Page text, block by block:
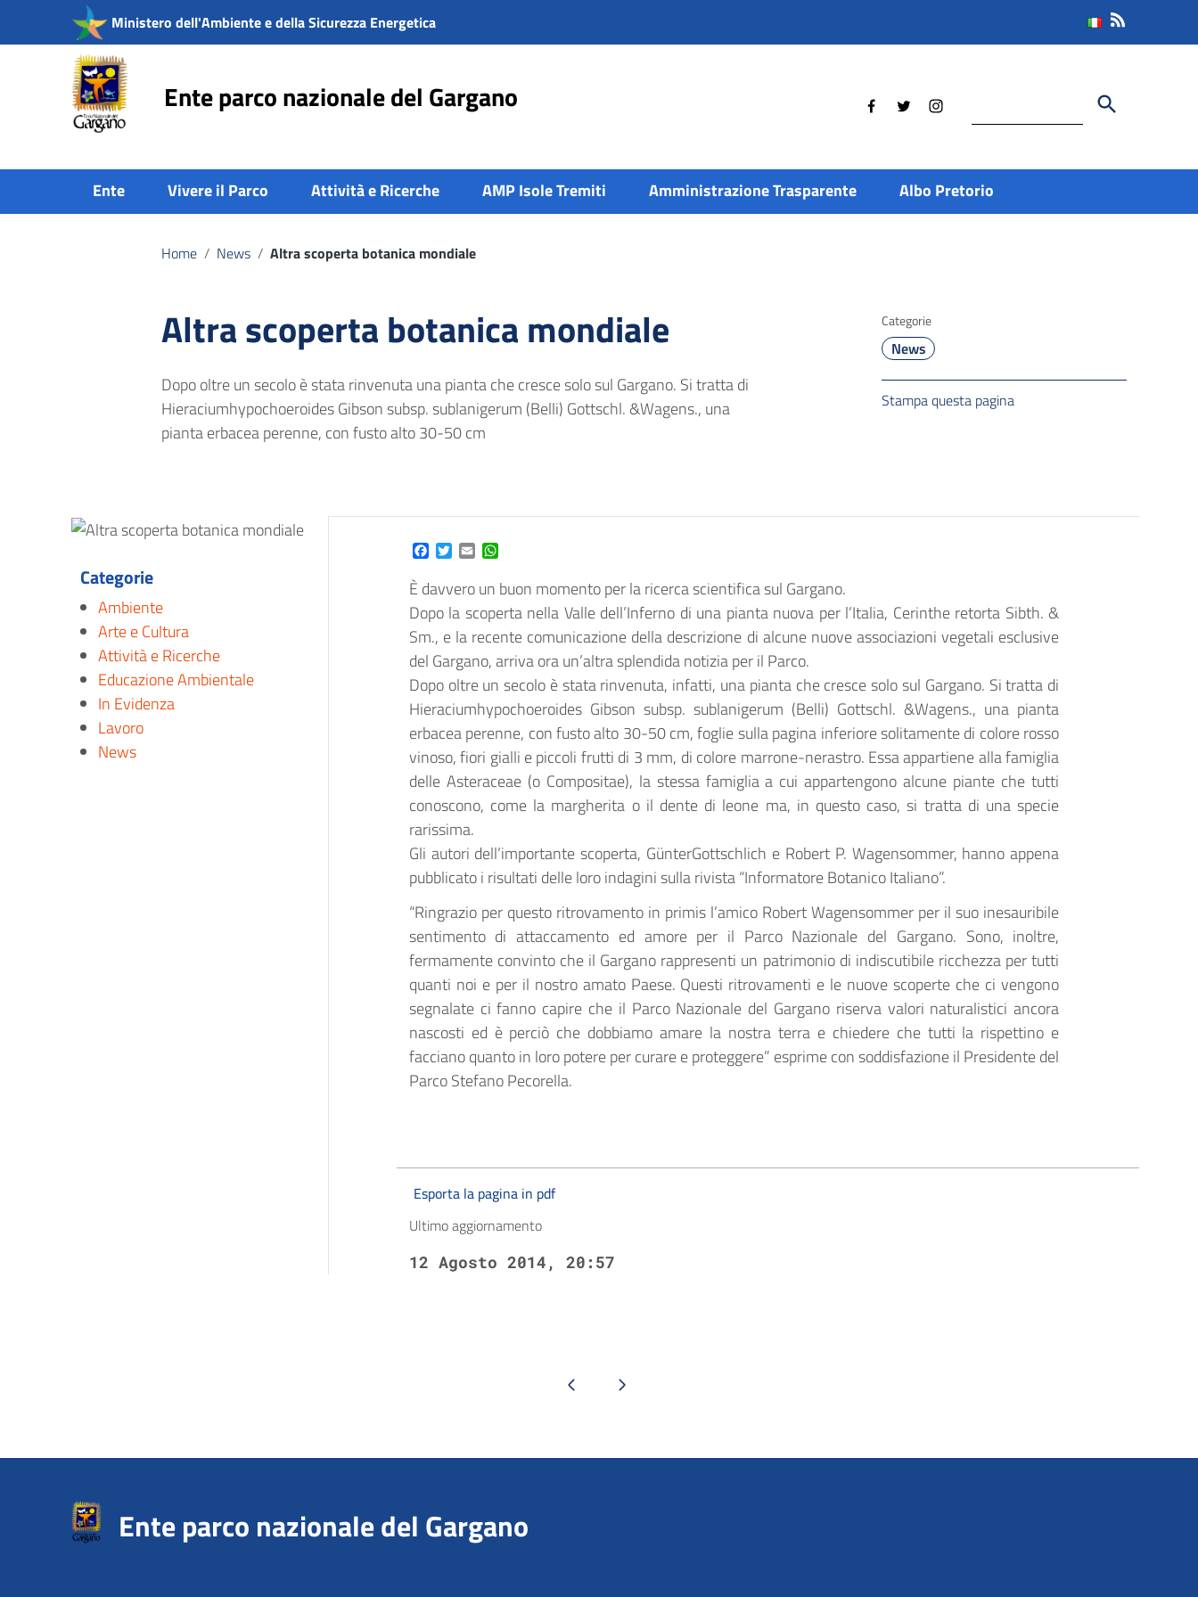
Vai ai contenuti
Vai al menu di navigazione
Vai al footer
Ministero dell'Ambiente e della Sicurezza Energetica
Ente parco nazionale del Gargano Cerca
Ente Vivere il Parco Attività e Ricerche AMP Isole Tremiti Amministrazione Trasparente Albo Pretorio
Home / News / Altra scoperta botanica mondiale
Altra scoperta botanica mondiale
Dopo oltre un secolo è stata rinvenuta una pianta che cresce solo sul Gargano. Si tratta di
Hieraciumhypochoeroides Gibson subsp. sublanigerum (Belli) Gottschl. &Wagens., una
pianta erbacea perenne, con fusto alto 30-50 cm
Categorie
News
Stampa questa pagina
Categorie
Ambiente
Arte e Cultura
Attività e Ricerche
Educazione Ambientale
In Evidenza
Lavoro
News
Facebook
Twitter
EmailWhatsApp
È davvero un buon momento per la ricerca scientifica sul Gargano.
Dopo la scoperta nella Valle dell’Inferno di una pianta nuova per l’Italia, Cerinthe retorta Sibth. &
Sm., e la recente comunicazione della descrizione di alcune nuove associazioni vegetali esclusive
del Gargano, arriva ora un’altra splendida notizia per il Parco.
Dopo oltre un secolo è stata rinvenuta, infatti, una pianta che cresce solo sul Gargano. Si tratta di
Hieraciumhypochoeroides Gibson subsp. sublanigerum (Belli) Gottschl. &Wagens., una pianta
erbacea perenne, con fusto alto 30-50 cm, foglie sulla pagina inferiore solitamente di colore rosso
vinoso, fiori gialli e piccoli frutti di 3 mm, di colore marrone-nerastro. Essa appartiene alla famiglia
delle Asteraceae (o Compositae), la stessa famiglia a cui appartengono alcune piante che tutti
conoscono, come la margherita o il dente di leone ma, in questo caso, si tratta di una specie
rarissima.
Gli autori dell’importante scoperta, GünterGottschlich e Robert P. Wagensommer, hanno appena
pubblicato i risultati delle loro indagini sulla rivista “Informatore Botanico Italiano”.
“Ringrazio per questo ritrovamento in primis l’amico Robert Wagensommer per il suo inesauribile
sentimento di attaccamento ed amore per il Parco Nazionale del Gargano. Sono, inoltre,
fermamente convinto che il Gargano rappresenti un patrimonio di indiscutibile ricchezza per tutti
quanti noi e per il nostro amato Paese. Questi ritrovamenti e le nuove scoperte che ci vengono
segnalate ci fanno capire che il Parco Nazionale del Gargano riserva valori naturalistici ancora
nascosti ed è perciò che dobbiamo amare la nostra terra e chiedere che tutti la rispettino e
facciano quanto in loro potere per curare e proteggere” esprime con soddisfazione il Presidente del
Parco Stefano Pecorella.
Esporta la pagina in pdf
Ultimo aggiornamento
12 Agosto 2014, 20:57
Pagina precedentePagina successiva
Ente parco nazionale del Gargano